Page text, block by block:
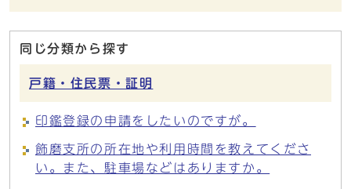
同じ分類から探す
戸籍・住民票・証明
印鑑登録の申請をしたいのですが。
飾磨支所の所在地や利用時間を教えてくださ
い。また、駐車場などはありますか。